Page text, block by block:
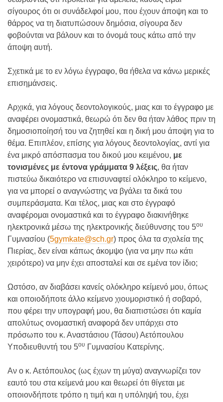
σίγουρος ότι οι συνάδελφοί μου, που έχουν άποψη και το
θάρρος να τη διατυπώσουν δημόσια, σίγουρα δεν
φοβούνται να βάλουν και το όνομά τους κάτω από την
άποψη αυτή.
Σχετικά με το εν λόγω έγγραφο, θα ήθελα να κάνω μερικές
επισημάνσεις.
Αρχικά, για λόγους δεοντολογικούς, μιας και το έγγραφο με
αναφέρει ονομαστικά, θεωρώ ότι δεν θα ήταν λάθος πριν τη
δημοσιοποίησή του να ζητηθεί και η δική μου άποψη για το
θέμα. Επιπλέον, επίσης για λόγους δεοντολογίας, αντί για
ένα μικρό απόσπασμα του δικού μου κειμένου, με
τονισμένες με έντονα γράμματα 9 λέξεις, θα ήταν
πιστεύω δικαιότερο να επισυναφτεί ολόκληρο το κείμενο,
για να μπορεί ο αναγνώστης να βγάλει τα δικά του
συμπεράσματα. Και τέλος, μιας και στο έγγραφό
αναφέρομαι ονομαστικά και το έγγραφο διακινήθηκε
ηλεκτρονικά μέσω της ηλεκτρονικής διεύθυνσης του 5ου
Γυμνασίου (5gymkate@sch.gr) προς όλα τα σχολεία της
Πιερίας, δεν είναι κάπως άκομψο (για να μην πω κάτι
χειρότερο) να μην έχει αποσταλεί και σε εμένα τον ίδιο;
Ωστόσο, αν διαβάσει κανείς ολόκληρο κείμενό μου, όπως
και οποιοδήποτε άλλο κείμενο χιουμοριστικό ή σοβαρό,
που φέρει την υπογραφή μου, θα διαπιστώσει ότι καμία
απολύτως ονομαστική αναφορά δεν υπάρχει στο
πρόσωπο του κ. Αναστάσιου (Τάσου) Αετόπουλου
Υποδιευθυντή του 5ου Γυμνασίου Κατερίνης.
Αν ο κ. Αετόπουλος (ως έχων τη μύγα) αναγνωρίζει τον
εαυτό του στα κείμενά μου και θεωρεί ότι θίγεται με
οποιονδήποτε τρόπο η τιμή και η υπόληψή του, έχει